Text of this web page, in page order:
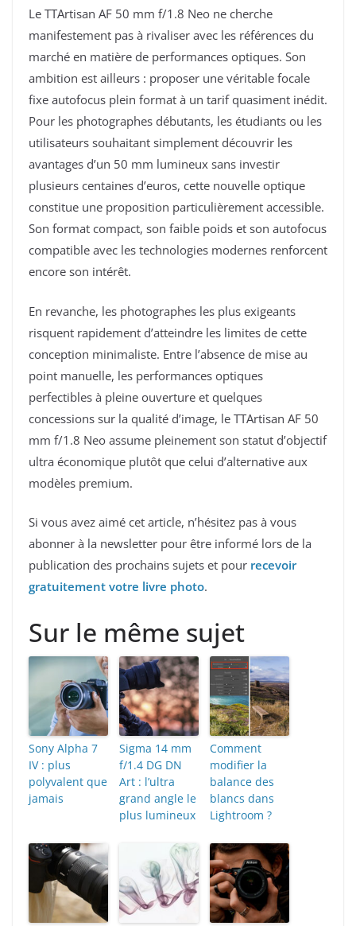
Le TTArtisan AF 50 mm f/1.8 Neo ne cherche
manifestement pas à rivaliser avec les références du
marché en matière de performances optiques. Son
ambition est ailleurs : proposer une véritable focale
fixe autofocus plein format à un tarif quasiment inédit.
Pour les photographes débutants, les étudiants ou les
utilisateurs souhaitant simplement découvrir les
avantages d’un 50 mm lumineux sans investir
plusieurs centaines d’euros, cette nouvelle optique
constitue une proposition particulièrement accessible.
Son format compact, son faible poids et son autofocus
compatible avec les technologies modernes renforcent
encore son intérêt.
En revanche, les photographes les plus exigeants
risquent rapidement d’atteindre les limites de cette
conception minimaliste. Entre l’absence de mise au
point manuelle, les performances optiques
perfectibles à pleine ouverture et quelques
concessions sur la qualité d’image, le TTArtisan AF 50
mm f/1.8 Neo assume pleinement son statut d’objectif
ultra économique plutôt que celui d’alternative aux
modèles premium.
Si vous avez aimé cet article, n’hésitez pas à vous
abonner à la newsletter pour être informé lors de la
publication des prochains sujets et pour recevoir
gratuitement votre livre photo.
Sur le même sujet
Sony Alpha 7
IV : plus
polyvalent que
jamais
Sigma 14 mm
f/1.4 DG DN
Art : l’ultra
grand angle le
plus lumineux
Comment
modifier la
balance des
blancs dans
Lightroom ?